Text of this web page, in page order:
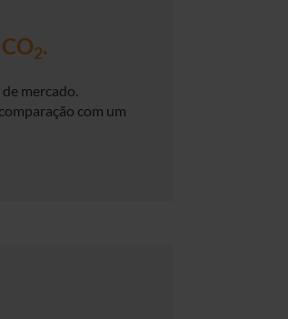
2.
mercado.
com um